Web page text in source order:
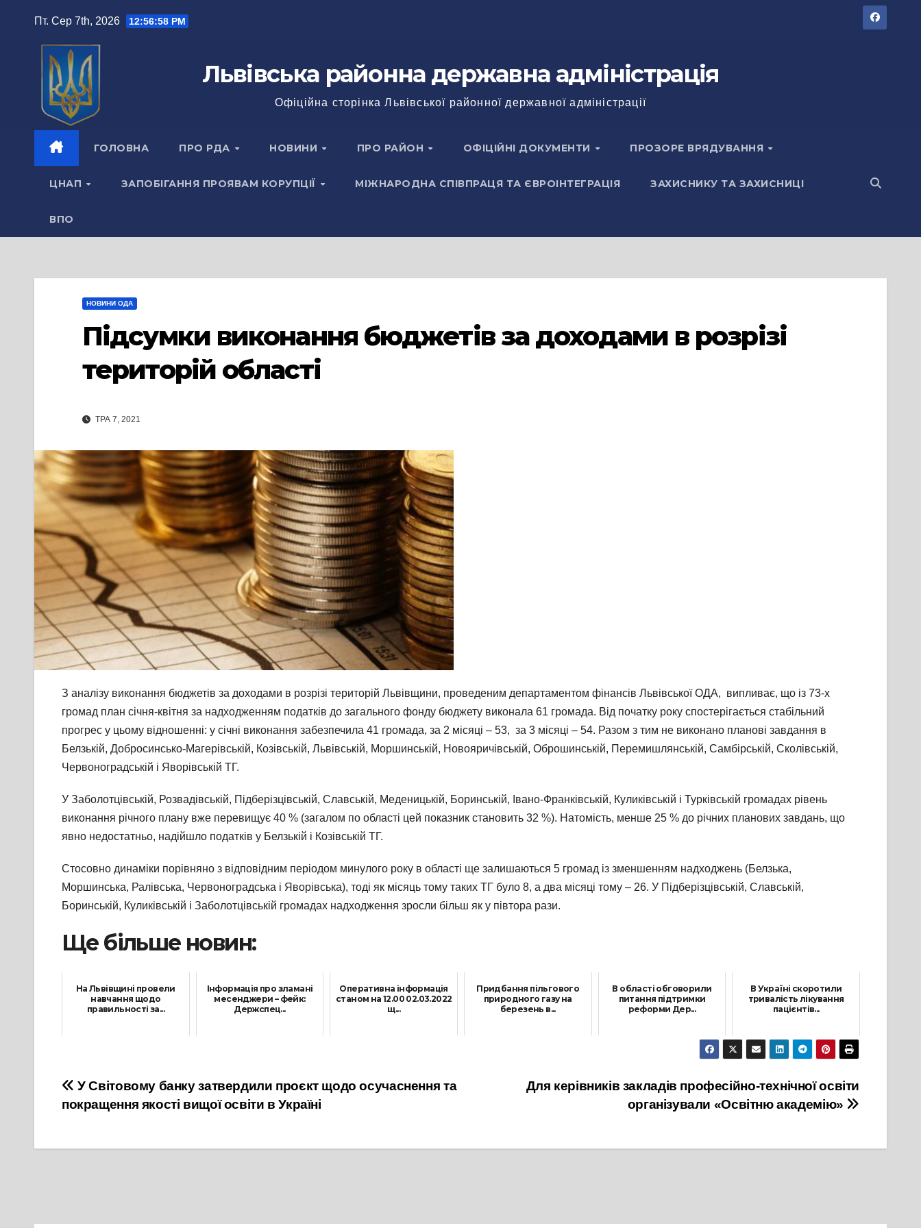
Пт. Сер 7th, 2026 12:56:59 PM
Львівська районна державна адміністрація
Офіційна сторінка Львівської районної державної адміністрації
ГОЛОВНА ПРО РДА НОВИНИ ПРО РАЙОН ОФІЦІЙНІ ДОКУМЕНТИ ПРОЗОРЕ ВРЯДУВАННЯ
ЦНАП ЗАПОБІГАННЯ ПРОЯВАМ КОРУПЦІЇ МІЖНАРОДНА СПІВПРАЦЯ ТА ЄВРОІНТЕГРАЦІЯ ЗАХИСНИКУ ТА ЗАХИСНИЦІ
ВПО
НОВИНИ ОДА
Підсумки виконання бюджетів за доходами в розрізі
територій області
ТРА 7, 2021
З аналізу виконання бюджетів за доходами в розрізі територій Львівщини, проведеним департаментом фінансів Львівської ОДА, випливає, що із 73-х
громад план січня-квітня за надходженням податків до загального фонду бюджету виконала 61 громада. Від початку року спостерігається стабільний
прогрес у цьому відношенні: у січні виконання забезпечила 41 громада, за 2 місяці – 53, за 3 місяці – 54. Разом з тим не виконано планові завдання в
Белзькій, Добросинсько-Магерівській, Козівській, Львівській, Моршинській, Новояричівській, Оброшинській, Перемишлянській, Самбірській, Сколівській,
Червоноградській і Яворівській ТГ.
У Заболотцівській, Розвадівській, Підберізцівській, Славській, Меденицькій, Боринській, Івано-Франківській, Куликівській і Турківській громадах рівень
виконання річного плану вже перевищує 40 % (загалом по області цей показник становить 32 %). Натомість, менше 25 % до річних планових завдань, що
явно недостатньо, надійшло податків у Белзькій і Козівській ТГ.
Стосовно динаміки порівняно з відповідним періодом минулого року в області ще залишаються 5 громад із зменшенням надходжень (Белзька,
Моршинська, Ралівська, Червоноградська і Яворівська), тоді як місяць тому таких ТГ було 8, а два місяці тому – 26. У Підберізцівській, Славській,
Боринській, Куликівській і Заболотцівській громадах надходження зросли більш як у півтора рази.
Ще більше новин:
На Львівщині провели
навчання щодо
правильності за...
Інформація про зламані
месенджери – фейк:
Держспец...
Оперативна інформація
станом на 12.00 02.03.2022
щ...
Придбання пільгового
природного газу на
березень в...
В області обговорили
питання підтримки
реформи Дер...
В Україні скоротили
тривалість лікування
пацієнтів...
8 Лютого, 2022
Навігація
записів
Для керівників закладів професійно-технічної освіти
організували «Освітню академію»
У Світовому банку затвердили проєкт щодо осучаснення та
покращення якості вищої освіти в Україні